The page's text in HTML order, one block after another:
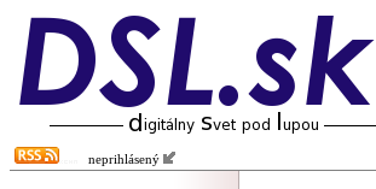
neprihlásený